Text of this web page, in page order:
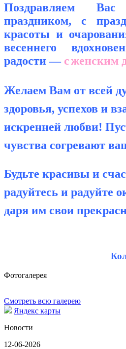
Поздравляем
праздником, с
красоты и
весеннего
радости — сженским
Желаем Вам от всей
здоровья, успехов и
искренней любви!
чувства согревают
Будьте красивы и
радуйтесь и радуйте
даря им свои
Фотогалерея
Смотреть всю галерею
Яндекс карты
Новости
12-06-2026